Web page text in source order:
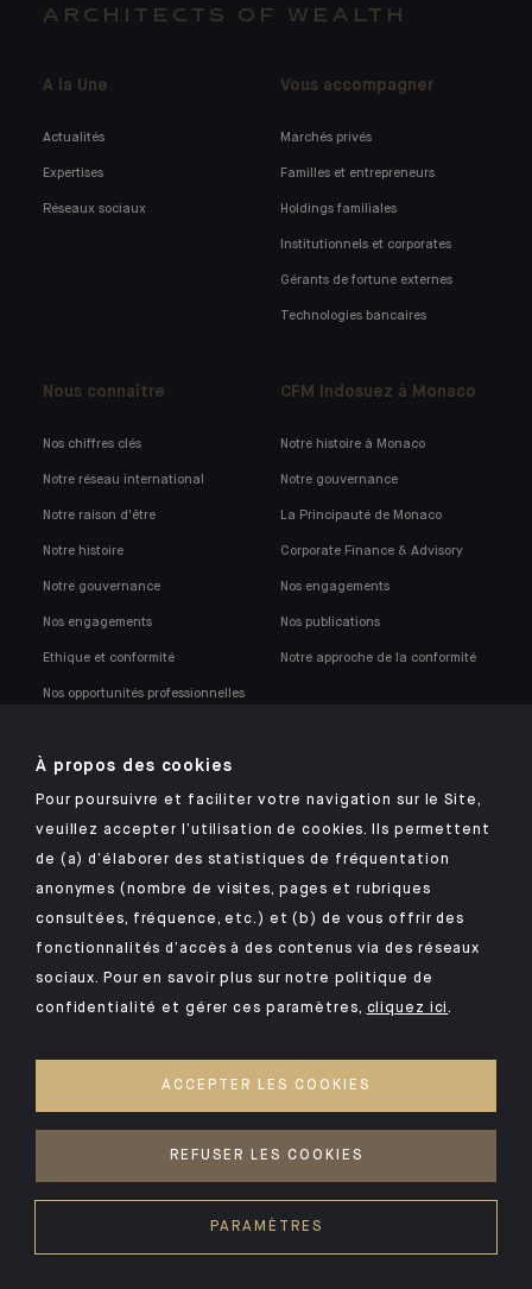
ARCHITECTS OF WEALTH
A la Une
Actualités
Expertises
Réseaux sociaux
Vous accompagner
Marchés privés
Familles et entrepreneurs
Holdings familiales
Institutionnels et corporates
Gérants de fortune externes
Technologies bancaires
Nous connaître
Nos chiffres clés
Notre réseau international
Notre raison d'être
Notre histoire
Notre gouvernance
Nos engagements
Ethique et conformité
Nos opportunités professionnelles
CFM Indosuez à Monaco
Notre histoire à Monaco
Notre gouvernance
La Principauté de Monaco
Corporate Finance & Advisory
Nos engagements
Nos publications
Notre approche de la conformité
Retrouvez notre application mobile Indosuez
MENTIONS LÉGALES
SÉCURITÉ
À propos des cookies
Pour poursuivre et faciliter votre navigation sur le Site,
veuillez accepter l’utilisation de cookies. Ils permettent
de (a) d’élaborer des statistiques de fréquentation
anonymes (nombre de visites, pages et rubriques
consultées, fréquence, etc.) et (b) de vous offrir des
fonctionnalités d’accès à des contenus via des réseaux
sociaux. Pour en savoir plus sur notre politique de
confidentialité et gérer ces paramètres, cliquez ici.
ACCEPTER LES COOKIES
REFUSER LES COOKIES
PARAMÈTRES